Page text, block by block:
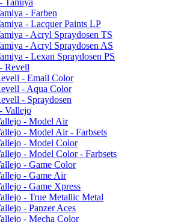
Tamiya
- Farben
- Lacquer Paints LP
- Acryl Spraydosen TS
- Acryl Spraydosen AS
- Lexan Spraydosen PS
Revell
- Email Color
- Aqua Color
- Spraydosen
Vallejo
- Model Air
- Model Air - Farbsets
- Model Color
- Model Color - Farbsets
- Game Color
- Game Air
- Game Xpress
- True Metallic Metal
- Panzer Aces
- Mecha Color